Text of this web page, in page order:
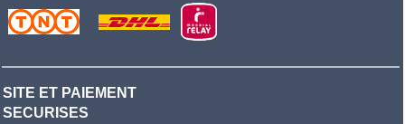
SITE ET PAIEMENT
SECURISES